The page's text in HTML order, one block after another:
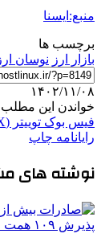
منبع:ایسنا
برچسب ها
بازار ارز نوسان ارز
۱۴۰۲/۱۱/۰۸
خواندن این مطلب 4 دقیقه زمان میبرد
فیس بوک توییتر (X)
رایانامه چاپ
نوشته های